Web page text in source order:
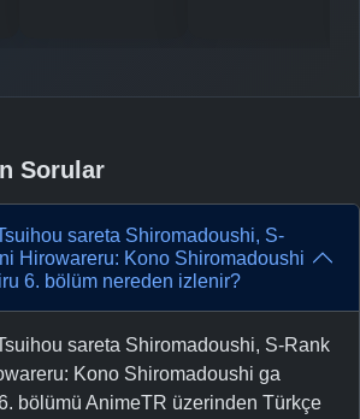
Sorular
sareta Shiromadoushi, S-
Hirowareru: Kono Shiromadoushi
6. bölüm nereden izlenir?
sareta Shiromadoushi, S-Rank
Kono Shiromadoushi ga
bölümü AnimeTR üzerinden Türkçe